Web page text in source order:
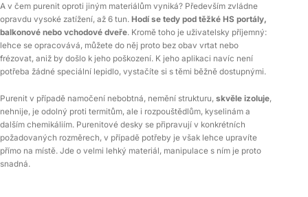
A v čem purenit oproti jiným materiálům vyniká? Především zvládne
opravdu vysoké zatížení, až 6 tun. Hodí se tedy pod těžké HS portály,
balkonové nebo vchodové dveře. Kromě toho je uživatelsky příjemný:
lehce se opracovává, můžete do něj proto bez obav vrtat nebo
frézovat, aniž by došlo k jeho poškození. K jeho aplikaci navíc není
potřeba žádné speciální lepidlo, vystačíte si s těmi běžně dostupnými.
Purenit v případě namočení nebobtná, nemění strukturu, skvěle izoluje,
nehnije, je odolný proti termitům, ale i rozpouštědlům, kyselinám a
dalším chemikáliím. Purenitové desky se připravují v konkrétních
požadovaných rozměrech, v případě potřeby je však lehce upravíte
přímo na místě. Jde o velmi lehký materiál, manipulace s ním je proto
snadná.